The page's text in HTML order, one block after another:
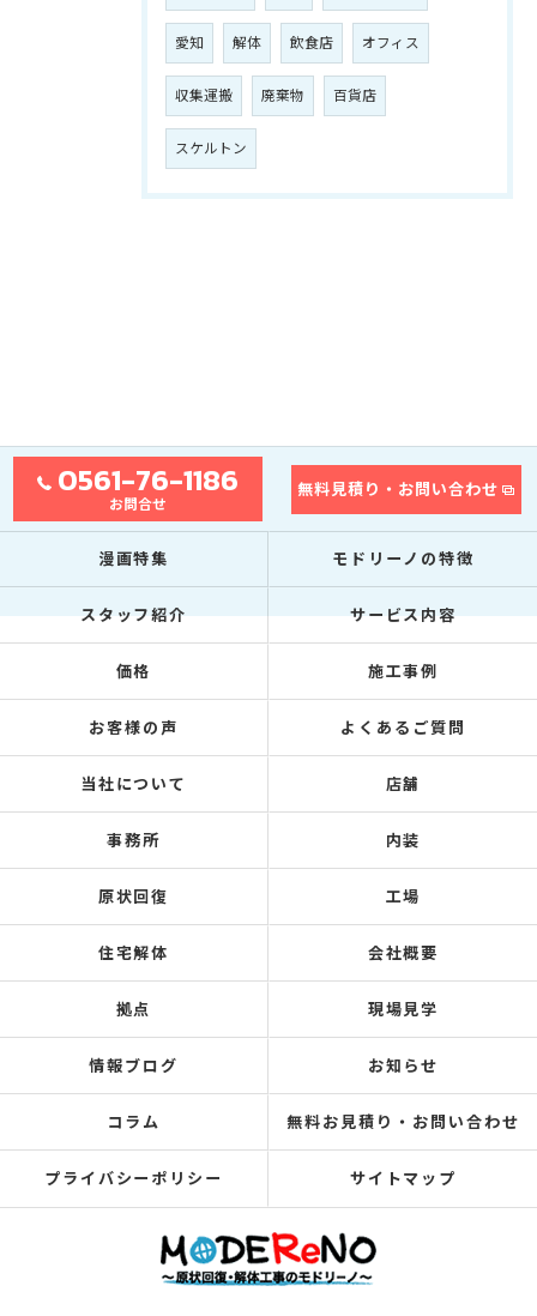
愛知 解体 飲食店 オフィス
収集運搬 廃棄物 百貨店
スケルトン
0561-76-1186
お問合せ
無料見積り・お問い合わせ
漫画特集 モドリーノの特徴
スタッフ紹介 サービス内容
価格 施工事例
お客様の声 よくあるご質問
当社について 店舗
事務所 内装
原状回復 工場
住宅解体 会社概要
拠点 現場見学
情報ブログ お知らせ
コラム 無料お見積り・お問い合わせ
プライバシーポリシー サイトマップ